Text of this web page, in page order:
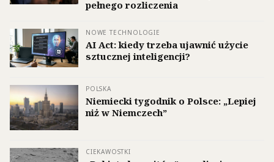
pełnego rozliczenia
NOWE TECHNOLOGIE
AI Act: kiedy trzeba ujawnić użycie
sztucznej inteligencji?
POLSKA
Niemiecki tygodnik o Polsce: „Lepiej
niż w Niemczech”
CIEKAWOSTKI